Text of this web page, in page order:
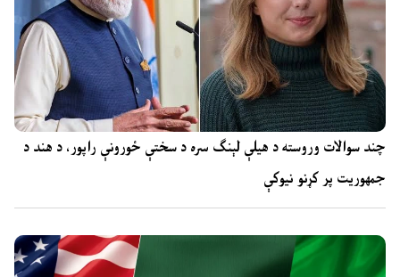
چند سوالات وروسته د هیلې لېنګ سره د سختې ځورونې راپور، د هند د
جمهوریت پر کړنو نیوکې